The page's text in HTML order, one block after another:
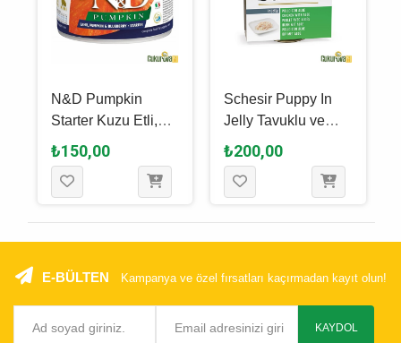
N&D Pumpkin
Starter Kuzu Etli,
Balkabaklı ve
Yaban Mersinli
Yavru Köpek Yaş
₺150,00
Schesir Puppy In
Jelly Tavuklu ve
Aloe Veralı Yavru
Köpek Yaş Maması
150 Gr
₺200,00
E-BÜLTEN Kampanya ve özel fırsatları kaçırmadan kayıt olun!
KAYDOL